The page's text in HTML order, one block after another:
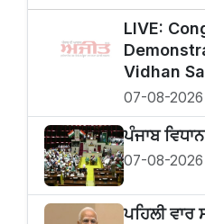
LIVE:
Vidhan
07-08-2026
ਪੰਜਾਬ
07-08-2026
ਪਹਿਲੀ